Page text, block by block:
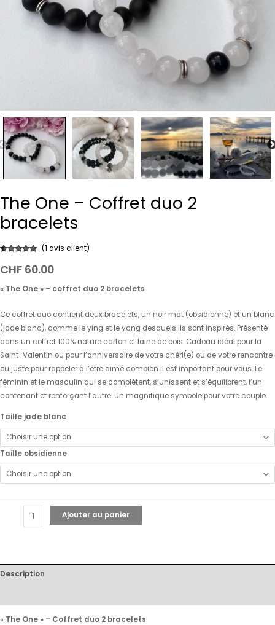
The One – Coffret duo 2
bracelets
sur 5 basé
surnotation
(1 avis client)
CHF 60.00
« The One » – coffret duo 2 bracelets
Ce coffret duo contient deux bracelets, un noir mat (obsidienne) et un blanc
(jade blanc), comme le ying et le yang desquels ils sont inspirés. Présenté
dans un coffret 100% nature carton et laine de bois. Cadeau idéal pour la
Saint-Valentin ou pour l’anniversaire de votre chéri(e) ou de votre rencontre
ou juste pour rappeler à l’être aimé combien il est important pour vous. Le
féminin et le masculin qui se complètent, s’unissent et s’équilibrent, l’un
contenant et renforçant l’autre. Un magnifique symbole pour votre couple.
Taille jade blanc
Taille obsidienne
Ajouter au panier
Description
« The One » – Coffret duo 2 bracelets